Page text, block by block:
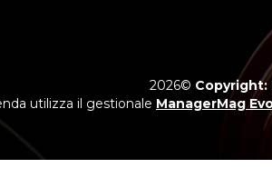
2026© Copyright:
utilizza il gestionale ManagerMag